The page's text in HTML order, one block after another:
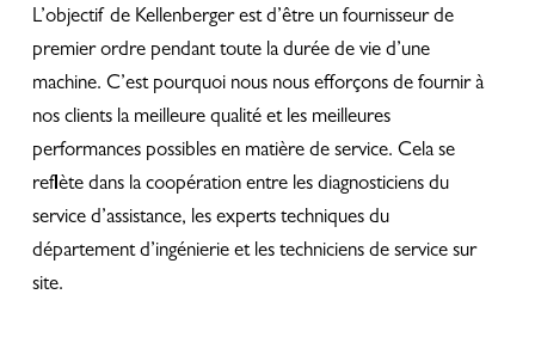
L’objectif de Kellenberger est d’être un fournisseur de
premier ordre pendant toute la durée de vie d’une
machine. C’est pourquoi nous nous efforçons de fournir à
nos clients la meilleure qualité et les meilleures
performances possibles en matière de service. Cela se
reflète dans la coopération entre les diagnosticiens du
service d’assistance, les experts techniques du
département d’ingénierie et les techniciens de service sur
site.